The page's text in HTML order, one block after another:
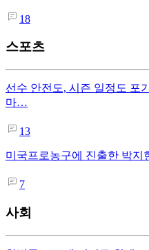
18
스포츠
선수 안전도, 시즌 일정도 포
마…
13
미국프로농구에 진출한 박지
7
사회